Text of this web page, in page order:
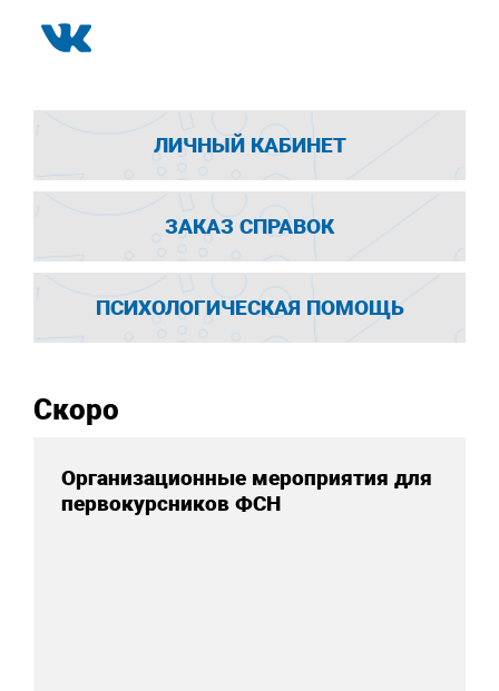
ЛИЧНЫЙ КАБИНЕТ
ЗАКАЗ СПРАВОК
ПСИХОЛОГИЧЕСКАЯ ПОМОЩЬ
Скоро
Организационные мероприятия для
первокурсников ФСН